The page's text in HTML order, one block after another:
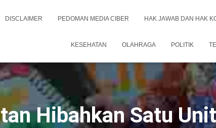
DISCLAIMER PEDOMAN MEDIA CIBER HAK JAWAB DAN HAK
KESEHATAN OLAHRAGA POLITIK
Hibahkan Satu Unit